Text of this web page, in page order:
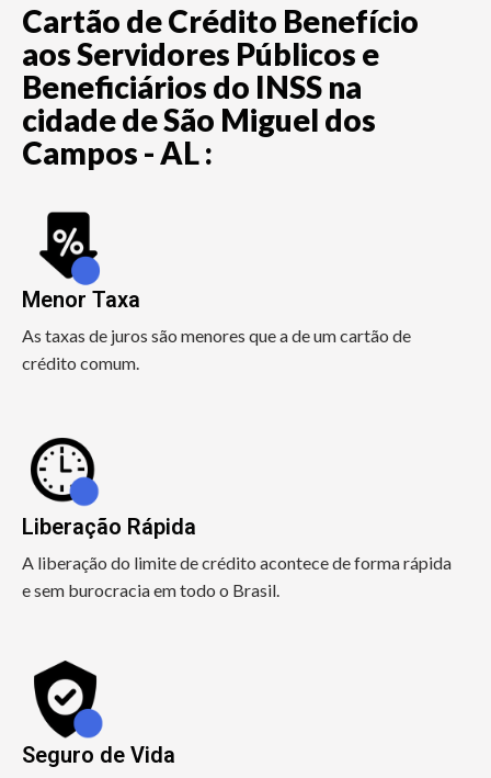
Cartão de Crédito Benefício
aos Servidores Públicos e
Beneficiários do INSS na
cidade de São Miguel dos
Campos - AL :
Menor Taxa
As taxas de juros são menores que a de um cartão de
crédito comum.
Liberação Rápida
A liberação do limite de crédito acontece de forma rápida
e sem burocracia em todo o Brasil.
Seguro de Vida